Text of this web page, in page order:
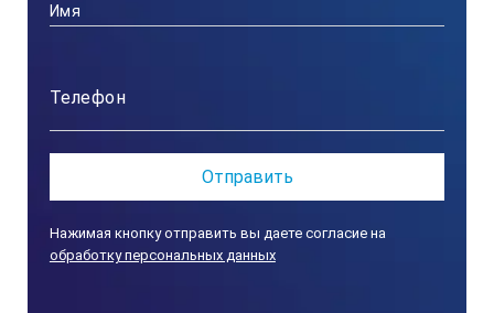
2.
Высота, мм
Нажимая кнопку отправить вы даете согласие на
обработку персональных данных